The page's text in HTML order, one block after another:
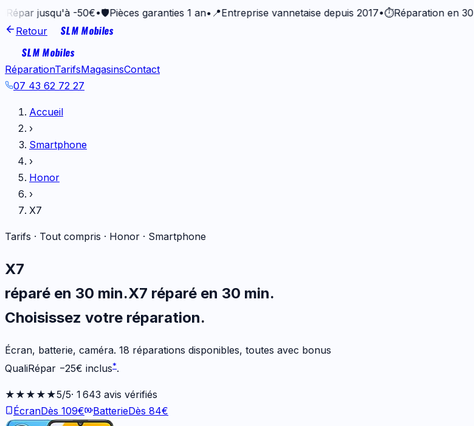
jusqu'à -50€• 🛡️Pièces garanties 1 an•📍 Entreprise vannetaise depuis 2017• ⏱️Réparation en 30 min•⭐
Retour
SLM Mobiles
SLM Mobiles
RéparationTarifsMagasinsContact
07 43 62 72 27
Accueil
›
Smartphone
›
Honor
›
X7
Tarifs · Tout compris · Honor · Smartphone
X7
réparé en 30 min.X7 réparé en 30 min.
Choisissez votre réparation.
Écran, batterie, caméra. 18 réparations disponibles, toutes avec bonus
QualiRépar −25€ inclus*.
★★★★★5/5· 1 643 avis vérifiés
ÉcranDès 109€ BatterieDès 84€